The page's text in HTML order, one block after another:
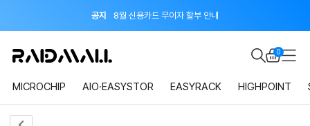
공지 8월 신용카드 무이자 할부 안내
이벤트 지금 회원가입하면 적립금 2,000원 드려요! 0
MICROCHIP AIO·EASYSTOR EASYRACK HIGHPOINT